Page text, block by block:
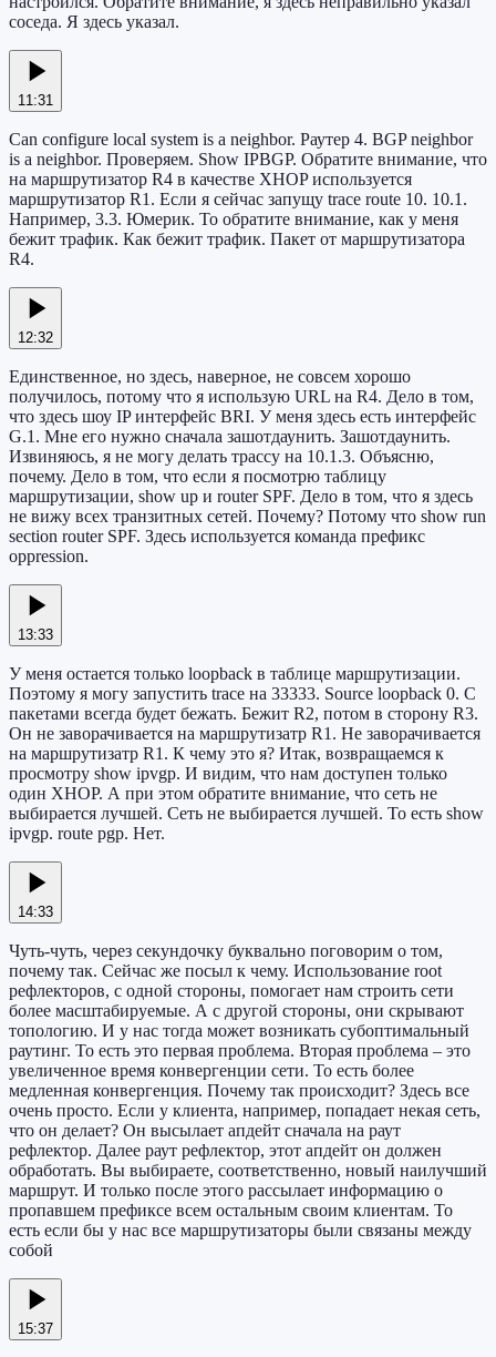
соседа. Я здесь указал.
11:31
Can configure local system is a neighbor. Раутер 4. BGP neighbor
is a neighbor. Проверяем. Show IPBGP. Обратите внимание, что
на маршрутизатор R4 в качестве XHOP используется
маршрутизатор R1. Если я сейчас запущу trace route 10. 10.1.
Например, 3.3. Юмерик. То обратите внимание, как у меня
бежит трафик. Как бежит трафик. Пакет от маршрутизатора
R4.
12:32
Единственное, но здесь, наверное, не совсем хорошо
получилось, потому что я использую URL на R4. Дело в том,
что здесь шоу IP интерфейс BRI. У меня здесь есть интерфейс
G.1. Мне его нужно сначала зашотдаунить. Зашотдаунить.
Извиняюсь, я не могу делать трассу на 10.1.3. Объясню,
почему. Дело в том, что если я посмотрю таблицу
маршрутизации, show up и router SPF. Дело в том, что я здесь
не вижу всех транзитных сетей. Почему? Потому что show run
section router SPF. Здесь используется команда префикс
oppression.
13:33
У меня остается только loopback в таблице маршрутизации.
Поэтому я могу запустить trace на 33333. Source loopback 0. С
пакетами всегда будет бежать. Бежит R2, потом в сторону R3.
Он не заворачивается на маршрутизатр R1. Не заворачивается
на маршрутизатр R1. К чему это я? Итак, возвращаемся к
просмотру show ipvgp. И видим, что нам доступен только
один XHOP. А при этом обратите внимание, что сеть не
выбирается лучшей. Сеть не выбирается лучшей. То есть show
ipvgp. route pgp. Нет.
14:33
Чуть-чуть, через секундочку буквально поговорим о том,
почему так. Сейчас же посыл к чему. Использование root
рефлекторов, с одной стороны, помогает нам строить сети
более масштабируемые. А с другой стороны, они скрывают
топологию. И у нас тогда может возникать субоптимальный
раутинг. То есть это первая проблема. Вторая проблема – это
увеличенное время конвергенции сети. То есть более
медленная конвергенция. Почему так происходит? Здесь все
очень просто. Если у клиента, например, попадает некая сеть,
что он делает? Он высылает апдейт сначала на раут
рефлектор. Далее раут рефлектор, этот апдейт он должен
обработать. Вы выбираете, соответственно, новый наилучший
маршрут. И только после этого рассылает информацию о
пропавшем префиксе всем остальным своим клиентам. То
есть если бы у нас все маршрутизаторы были связаны между
собой
15:37